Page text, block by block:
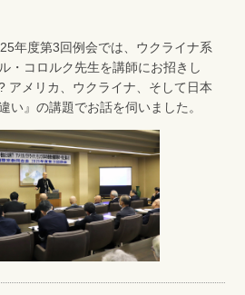
年度第3回例会では、ウクライナ系
・コロルク先生を講師にお招きし
アメリカ、ウクライナ、そして日本
い』の講題でお話を伺いました。